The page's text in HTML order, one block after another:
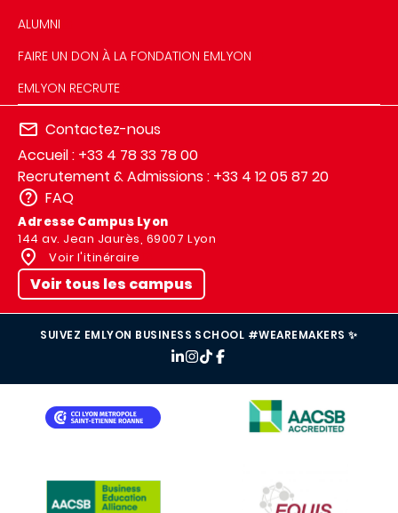
ALUMNI
FAIRE UN DON À LA FONDATION EMLYON
EMLYON RECRUTE
Contactez-nous
Accueil : +33 4 78 33 78 00
Recrutement & Admissions : +33 4 12 05 87 20
FAQ
Adresse Campus Lyon
144 av. Jean Jaurès, 69007 Lyon
Voir l'itinéraire
Voir tous les campus
SUIVEZ EMLYON BUSINESS SCHOOL #WEAREMAKERS ✨
IMAGE